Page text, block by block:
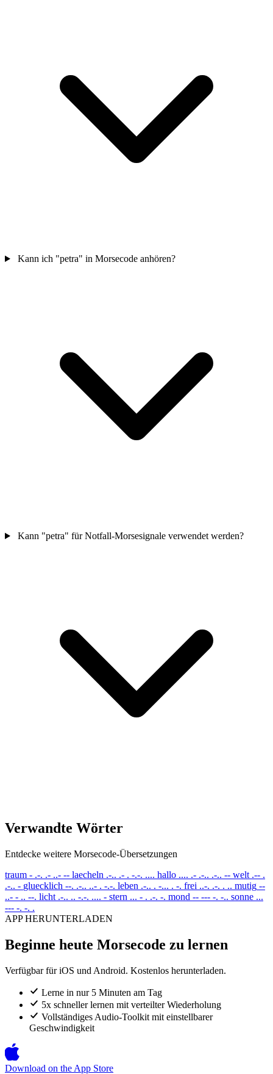
Kann ich "petra" in Morsecode anhören?
Kann "petra" für Notfall-Morsesignale verwendet werden?
Verwandte Wörter
Entdecke weitere Morsecode-Übersetzungen
traum - .-. .- ..- -- laecheln .-.. .- . -.-. .... hallo .... .- .-.. .-.. -- welt .-- .
.-.. - gluecklich --. .-.. ..- . -.-. leben .-.. . -... . -. frei ..-. .-. . .. mutig --
..- - .. --. licht .-.. .. -.-. .... - stern ... - . .-. -. mond -- --- -. -.. sonne ...
--- -. -. .
APP HERUNTERLADEN
Beginne heute Morsecode zu lernen
Verfügbar für iOS und Android. Kostenlos herunterladen.
Lerne in nur 5 Minuten am Tag
5x schneller lernen mit verteilter Wiederholung
Vollständiges Audio-Toolkit mit einstellbarer
Geschwindigkeit
Download on the App Store